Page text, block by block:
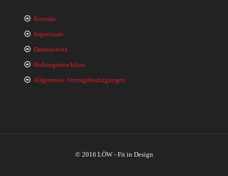
Kontakt
Impressum
Datenschutz
Haftungsauschluss
Allgemeine Vertragsbedingungen
© 2016 LÖW - Fit in Design